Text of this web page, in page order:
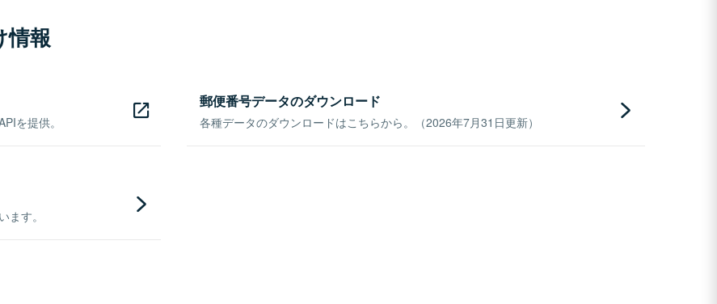
情報
を提供。
郵便番号データのダウンロード
各種データのダウンロードはこちらから。（2026年7月31日更新）
す。